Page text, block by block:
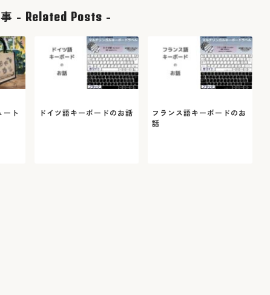
- Related Posts -
ト ドイツ語キーボードのお話
フランス語キーボードのお
話